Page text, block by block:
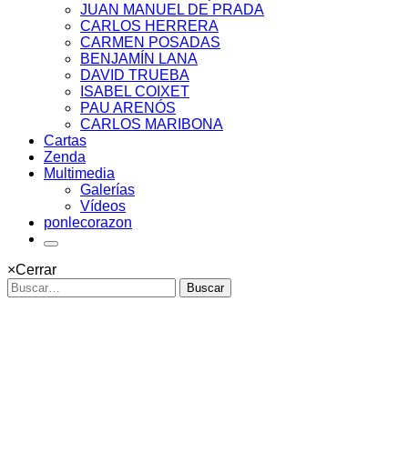
JUAN MANUEL DE PRADA
CARLOS HERRERA
CARMEN POSADAS
BENJAMÍN LANA
DAVID TRUEBA
ISABEL COIXET
PAU ARENÓS
CARLOS MARIBONA
Cartas
Zenda
Multimedia
Galerías
Vídeos
ponlecorazon
×Cerrar
Buscar